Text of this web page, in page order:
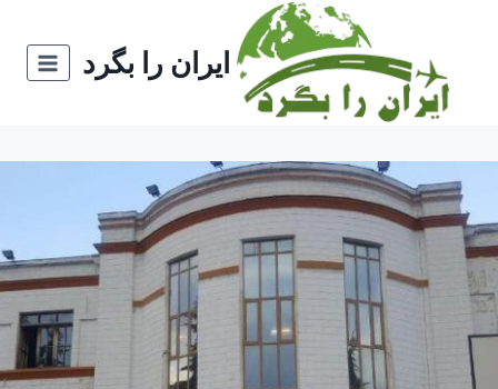
ایران را بگرد